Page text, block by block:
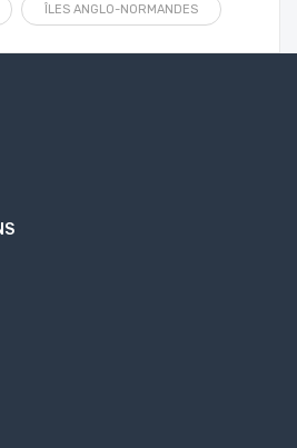
ÎLES ANGLO-NORMANDES